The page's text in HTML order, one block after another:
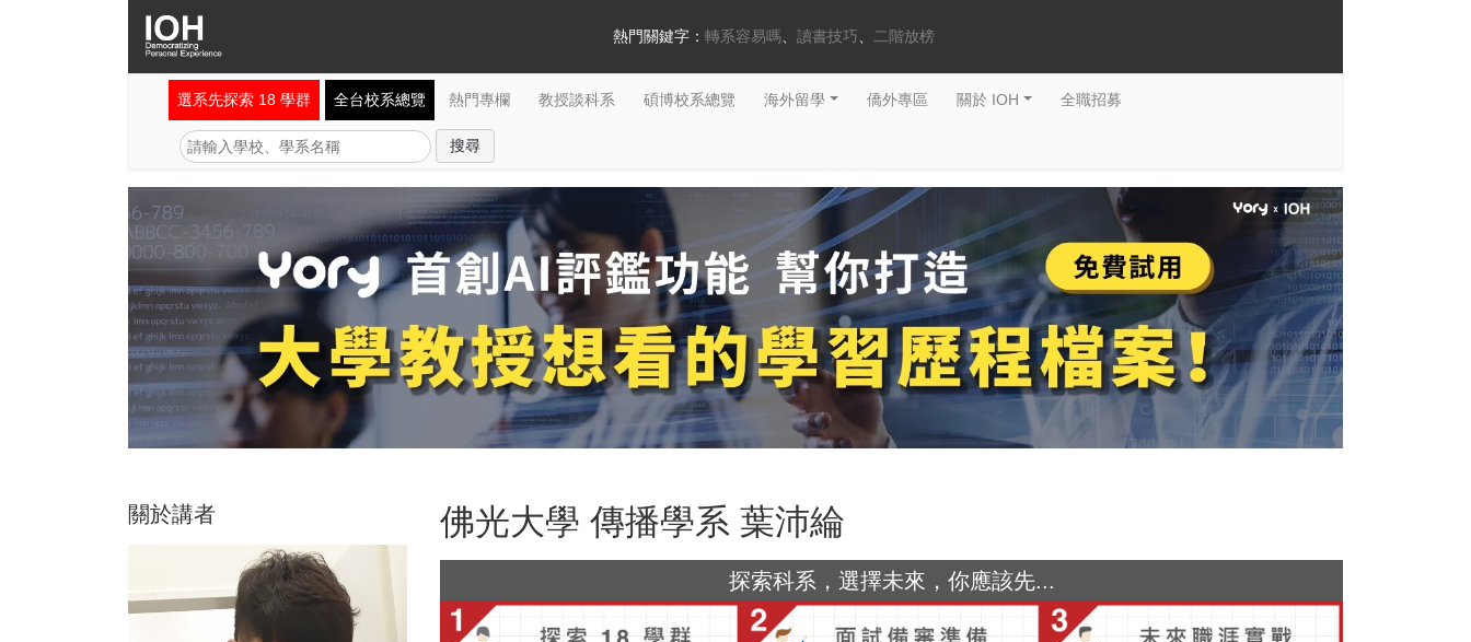
熱門關鍵字： 轉系容易嗎 讀書技巧 二階放榜
選系先探索 18 學群 全台校系總覽 熱門專欄 教授談科系 碩博校系總覽 海外留學 僑外專區 關於 IOH 全職招募
關於講者 佛光大學 傳播學系 葉沛綸
探索科系，選擇未來，你應該先...